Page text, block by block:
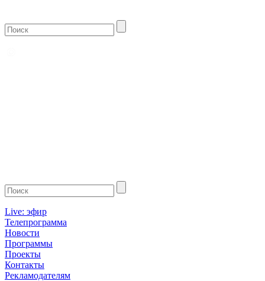
Live: эфир
Телепрограмма
Новости
Программы
Проекты
Контакты
Рекламодателям